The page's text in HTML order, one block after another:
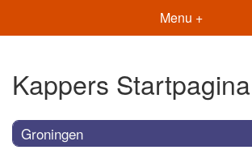
Menu +
Kappers Startpagina
Groningen